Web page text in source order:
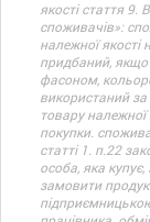
якості стаття 9.
споживачів»:
належної якості
придбаний,
фасоном,
використаний
товару
покупки.
статті 1. п.22
особа, яка
замовити